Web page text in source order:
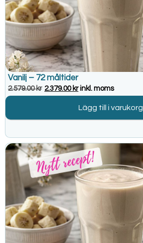
Vanilj – 72 måltider
2.579.00kr 2.379.00 krinkl. moms
Lägg till i varukorg